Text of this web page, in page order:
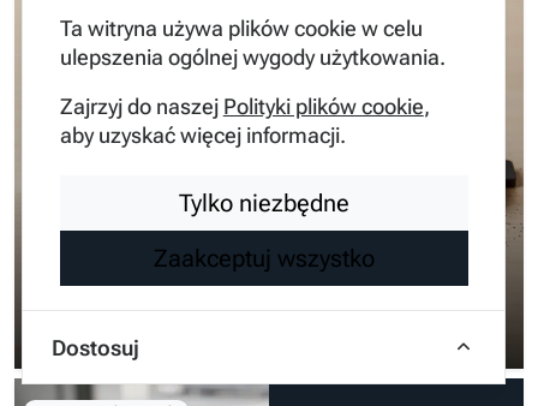
Ta witryna używa plików cookie w celu
ulepszenia ogólnej wygody użytkowania.
Zajrzyj do naszej Polityki plików cookie,
aby uzyskać więcej informacji.
Tylko niezbędne
Zaakceptuj wszystko
Dostosuj
KLOCKI HAMULCOWE W
Zrozumienie tego jak rozpoznać zużyte klocki
hamulcowe jest kluczowe dla zachowania pełnej
sprawności technicznej pojazdu oraz zapewnienia
bezpieczeństwa wszystkim uczest…